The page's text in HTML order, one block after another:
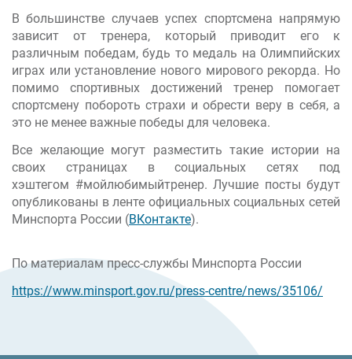
В большинстве случаев успех спортсмена напрямую
зависит от тренера, который приводит его к
различным победам, будь то медаль на Олимпийских
играх или установление нового мирового рекорда. Но
помимо спортивных достижений тренер помогает
спортсмену побороть страхи и обрести веру в себя, а
это не менее важные победы для человека.
Все желающие могут разместить такие истории на
своих страницах в социальных сетях под
хэштегом #мойлюбимыйтренер. Лучшие посты будут
опубликованы в ленте официальных социальных сетей
Минспорта России (ВКонтакте).
По материалам пресс-службы Минспорта России
https://www.minsport.gov.ru/press-centre/news/35106/